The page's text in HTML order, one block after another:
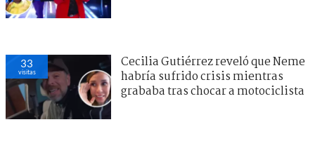
33
visitas
Cecilia Gutiérrez reveló que Neme
habría sufrido crisis mientras
grababa tras chocar a motociclista